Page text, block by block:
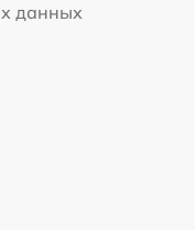
данных